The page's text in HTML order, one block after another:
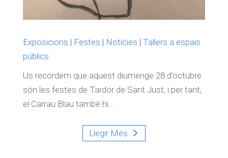
Exposicions | Festes | Notícies | Tallers a espais
públics
Us recordem que aquest diumenge 28 d’octubre
són les festes de Tardor de Sant Just, i per tant,
el Carrau Blau també hi...
Llegir Més